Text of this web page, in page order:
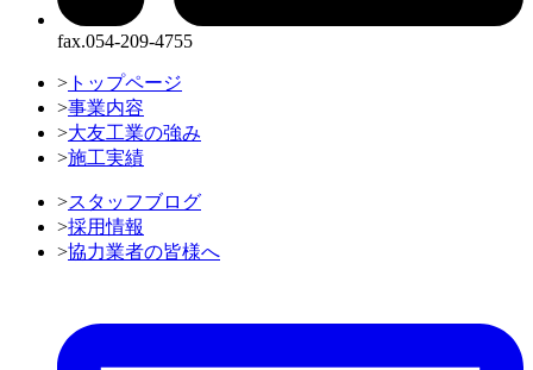
fax.054-209-4755
> トップページ
>事業内容
>大友工業の強み
>施工実績
>スタッフブログ
>採用情報
>協力業者の皆様へ